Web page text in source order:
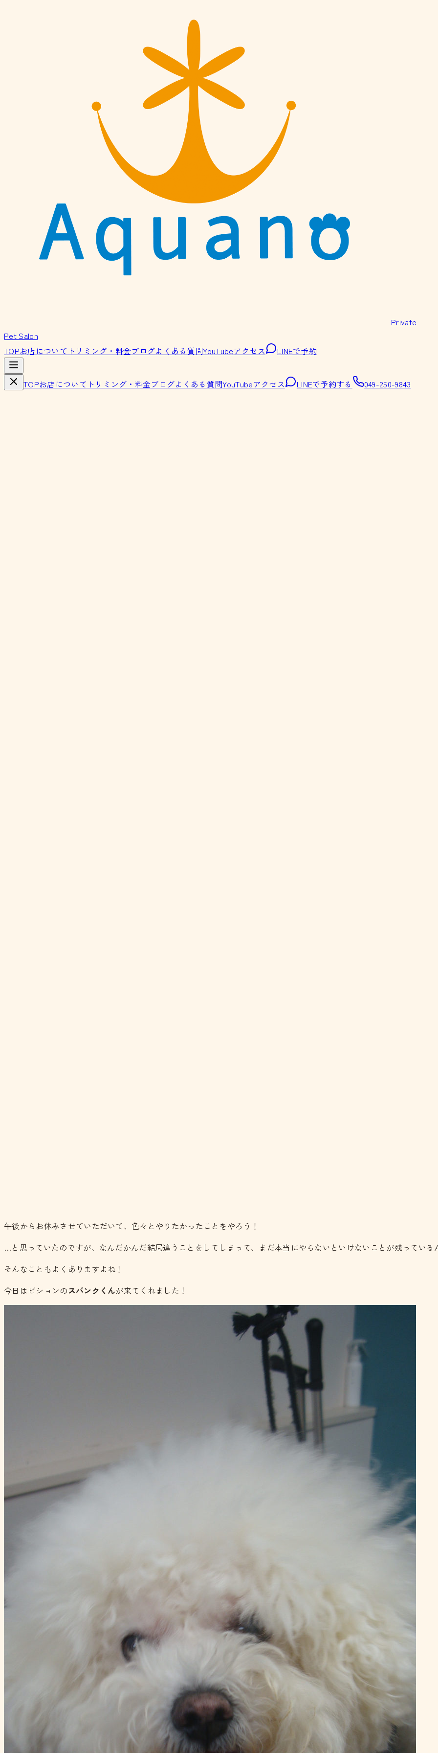
Private
Pet Salon
TOPお店について トリミング・料金ブログよくある質問YouTubeアクセス LINEで予約
TOPお店について トリミング・料金ブログよくある質問YouTubeアクセス LINEで予約する 049-250-9843
午後からお休みさせていただいて、色々とやりたかったことをやろう！
…と思っていたのですが、なんだかんだ結局違うことをしてしまって、まだ本当にやらないといけないことが残っている
そんなこともよくありますよね！
今日はビションのスパンクくんが来てくれました！